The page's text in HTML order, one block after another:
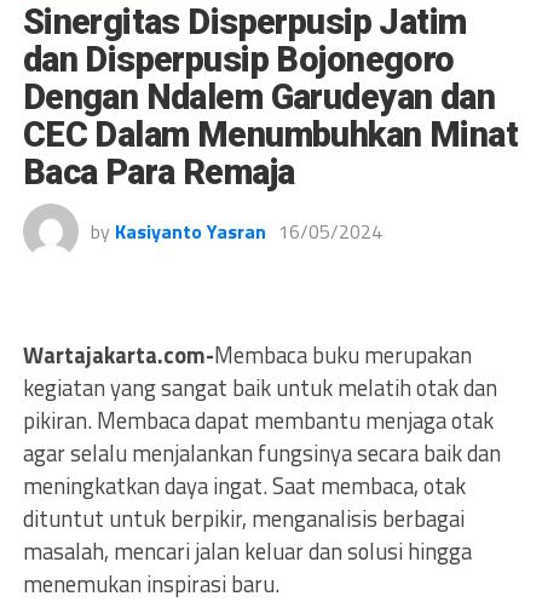
Sinergitas Disperpusip Jatim
dan Disperpusip Bojonegoro
Dengan Ndalem Garudeyan dan
CEC Dalam Menumbuhkan Minat
Baca Para Remaja
by Kasiyanto Yasran 16/05/2024
Wartajakarta.com-Membaca buku merupakan
kegiatan yang sangat baik untuk melatih otak dan
pikiran. Membaca dapat membantu menjaga otak
agar selalu menjalankan fungsinya secara baik dan
meningkatkan daya ingat. Saat membaca, otak
dituntut untuk berpikir, menganalisis berbagai
masalah, mencari jalan keluar dan solusi hingga
menemukan inspirasi baru.